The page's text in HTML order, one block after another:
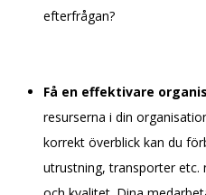
efterfrågan?
Få en effektivare
resurserna i din
korrekt överblick kan du
utrustning, transporter